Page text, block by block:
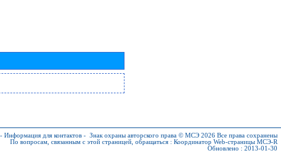
- Информация для контактов - Знак охраны авторского права © МСЭ 2026 Все права сохранены
По вопросам, связанным с этой страницей, обращаться : Координатор Web-страницы МСЭ-R
Обновлено : 2013-01-30